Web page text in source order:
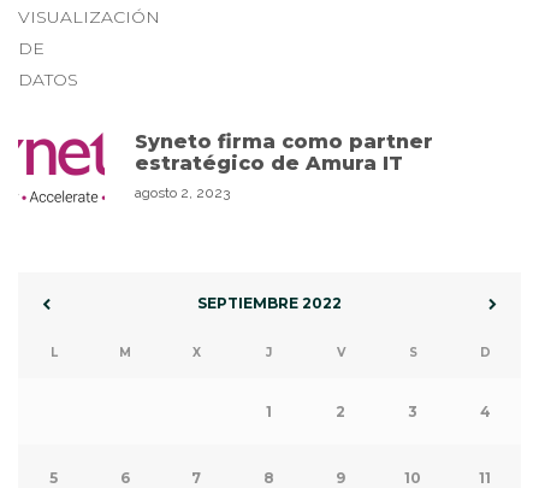
Syneto firma como partner
estratégico de Amura IT
agosto 2, 2023
SEPTIEMBRE 2022
L M X J V S D
1 2 3 4
5 6 7 8 9 10 11